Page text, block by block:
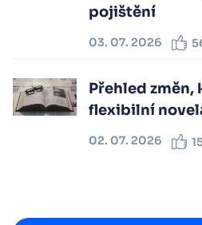
pojištění
03. 07. 2026
Přehled změn,
flexibilní
02. 07. 2026